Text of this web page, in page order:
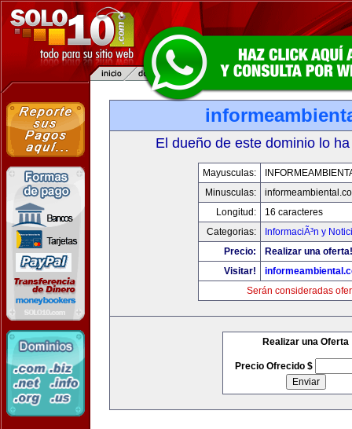
El dueño de este dominio lo
Mayusculas:
Minusculas:
Longitud:
16 caracteres
Categorias:
InformaciÃ³n y
Precio:
Realizar una oferta!
Visitar!
Serán consideradas
Realizar una Oferta
Precio Ofrecido $